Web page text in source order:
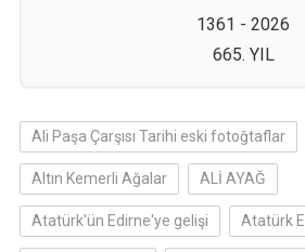
1361 - 2026
665. YIL
Ali Paşa Çarşısı Tarihi eski fotoğtaflar
Altın Kemerli Ağalar ALİ AYAĞ
Atatürk'ün Edirne'ye gelişi Atatürk